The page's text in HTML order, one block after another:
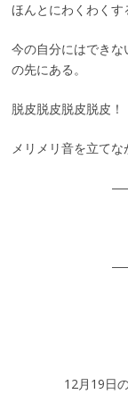
ほんとにわくわくす
今の自分にはでき
の先にある。
脱皮脱皮脱皮脱皮！
メリメリ音を立てな
12月19日